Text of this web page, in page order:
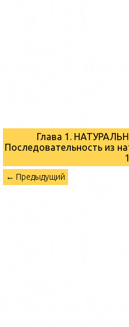
Глава 1.
Последовательность из
← Предыдущий